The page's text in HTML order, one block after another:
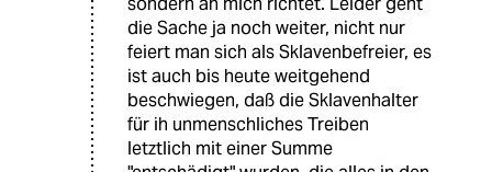
die Sache ja noch weiter, nicht nur
feiert man sich als Sklavenbefreier, es
ist auch bis heute weitgehend
beschwiegen, daß die Sklavenhalter
für ih unmenschliches Treiben
letztlich mit einer Summe